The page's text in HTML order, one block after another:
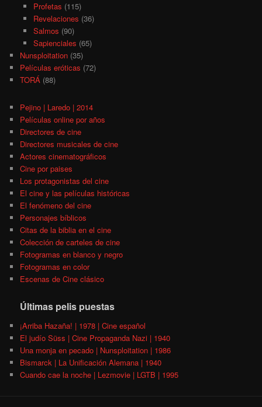
Profetas (115)
Revelaciones (36)
Salmos (90)
Sapienciales (65)
Nunsploitation (35)
Películas eróticas (72)
TORÁ (88)
Pejino | Laredo | 2014
Películas online por años
Directores de cine
Directores musicales de cine
Actores cinematográficos
Cine por paises
Los protagonistas del cine
El cine y las películas históricas
El fenómeno del cine
Personajes bíblicos
Citas de la biblia en el cine
Colección de carteles de cine
Fotogramas en blanco y negro
Fotogramas en color
Escenas de Cine clásico
Últimas pelis puestas
¡Arriba Hazaña! | 1978 | Cine español
El judío Süss | Cine Propaganda Nazi | 1940
Una monja en pecado | Nunsploitation | 1986
Bismarck | La Unificación Alemana | 1940
Cuando cae la noche | Lezmovie | LGTB | 1995